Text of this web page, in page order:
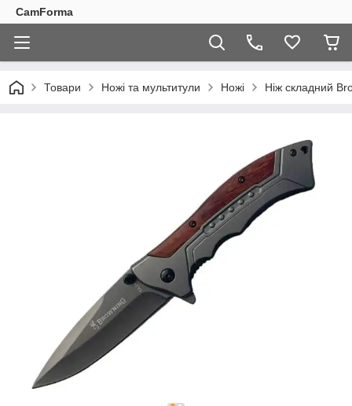
CamForma
Товари Ножі та мультитули Ножі Ніж складний